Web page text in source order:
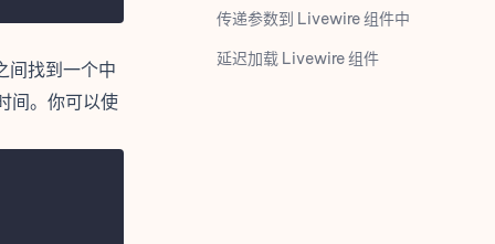
间找到一个中
间。你可以使
传递参数到 Livewire 组件中
延迟加载 Livewire 组件